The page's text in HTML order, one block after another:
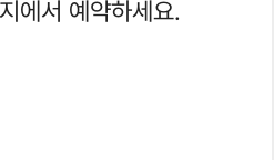
에서 예약하세요.